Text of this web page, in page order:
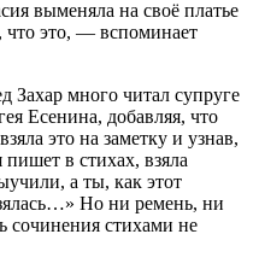
выменяла на своё платье
что это, — вспоминает
Захар много читал супруге
Есенина, добавляя, что
это на заметку и узнав,
в стихах, взяла
а ты, как этот
Но ни ремень, ни
сочинения стихами не